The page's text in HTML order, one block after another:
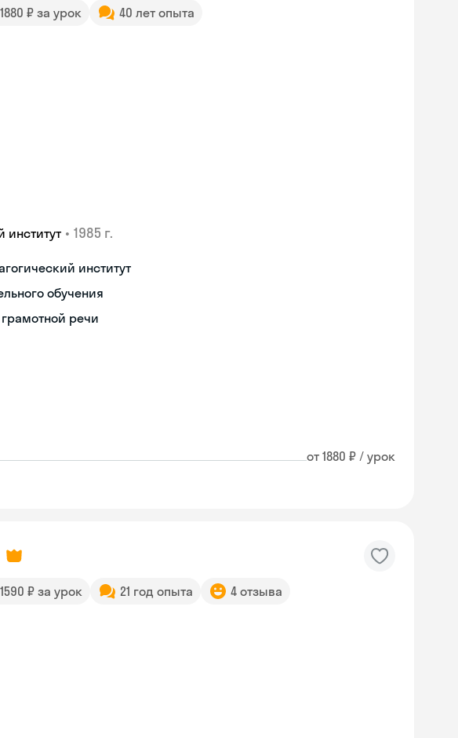
₽ за урок 40 лет опыта
институт • 1985 г.
институт
обучения
речи
от 1880 ₽ / урок
₽ за урок 21 год опыта 4 отзыва